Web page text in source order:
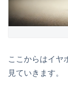
ここからはイヤ
見ていきます。